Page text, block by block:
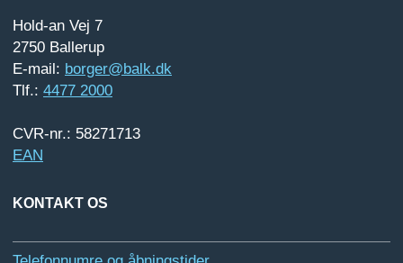
Hold-an Vej 7
2750 Ballerup
E-mail: borger@balk.dk
Tlf.: 4477 2000
CVR-nr.: 58271713
EAN
KONTAKT OS